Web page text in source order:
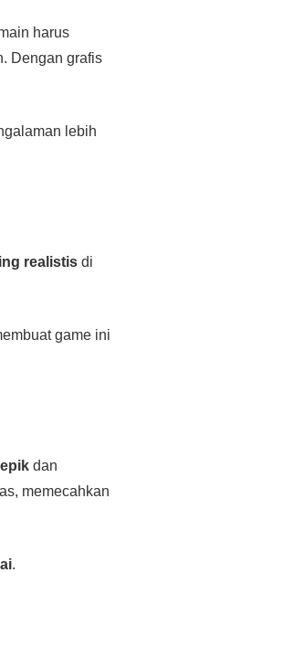
harus
Dengan grafis
lebih
realistis di
game ini
dan
memecahkan
.